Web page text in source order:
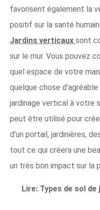
favorisent également la
positif sur la santé
Jardins verticaux sont
sur le mur. Vous pouvez
quel espace de votre
quelque chose
jardinage vertical à votre
peut être utilisé pour
d'un portail, jardinières,
tout ce qui créera une
un très bon impact sur la
Lire: Types de sol de